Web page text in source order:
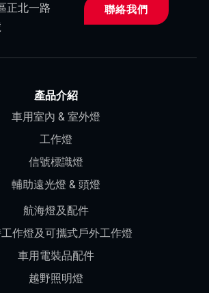
正北一路
聯絡我們
產品介紹
車用室內 & 室外燈
工作燈
信號標識燈
輔助遠光燈 & 頭燈
航海燈及配件
作燈及可攜式戶外工作燈
車用電裝品配件
越野照明燈